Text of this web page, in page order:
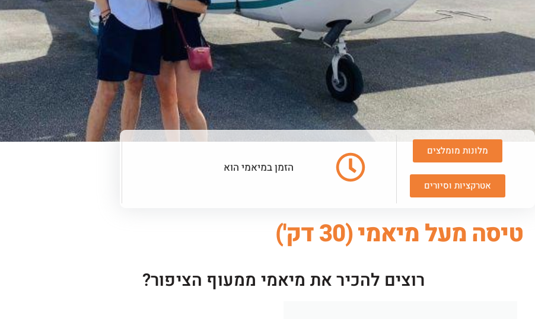
מלונות מומלצים
אטרקציות וסיורים
הזמן במיאמי הוא
טיסה מעל מיאמי (30 דק')
רוצים להכיר את מיאמי ממעוף הציפור?